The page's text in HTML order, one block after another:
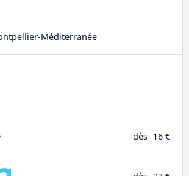
Méditerranée
dès 16 €